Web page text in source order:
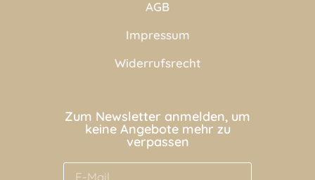
AGB
Impressum
Widerrufsrecht
Zum Newsletter anmelden, um
keine Angebote mehr zu
verpassen